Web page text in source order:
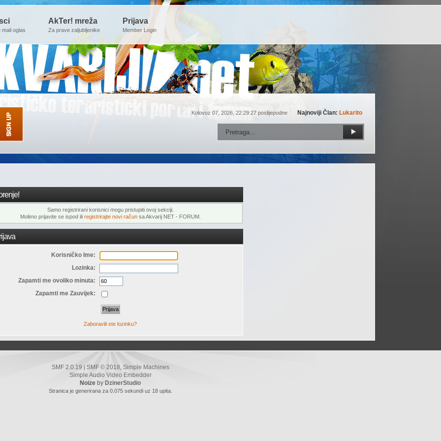
mali oglas
AkTer! mreža
Za prave zaljubljenike
Prijava
Member Login
Kolovoz 07, 2026, 22:29:27 poslijepodne Najnoviji Član: Lukarito
Samo registrirani korisnici mogu pristupiti ovoj sekciji.
Molimo prijavite se ispod ili registrirajte novi računsa Akvarij NET - FORUM.
Korisničko Ime:
Lozinka:
Zapamti me ovoliko minuta:
Zapamti me Zauvijek:
Zaboravili ste lozinku?
SMF 2.0.19 SMF © 2018 Simple Machines
Simple Audio Video Embedder
Noize by DzinerStudio
Stranica je generirana za 0.075 sekundi uz 18 upita.